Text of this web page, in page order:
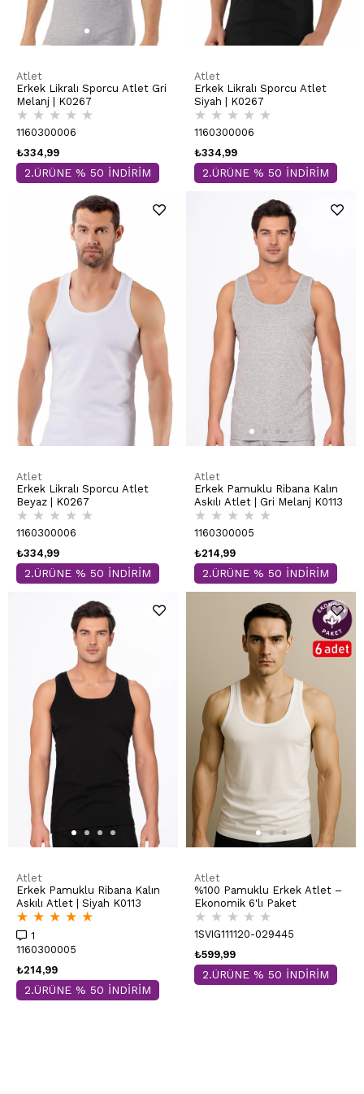
Atlet
Erkek Likralı Sporcu Atlet Gri
Melanj | K0267
★ ★ ★ ★ ★
1160300006
₺334,99
2.ÜRÜNE % 50 İNDİRİM
Atlet
Erkek Likralı Sporcu Atlet
Siyah | K0267
★ ★ ★ ★ ★
1160300006
₺334,99
2.ÜRÜNE % 50 İNDİRİM
Atlet
Erkek Likralı Sporcu Atlet
Beyaz | K0267
★ ★ ★ ★ ★
1160300006
₺334,99
2.ÜRÜNE % 50 İNDİRİM
Atlet
Erkek Pamuklu Ribana Kalın
Askılı Atlet | Gri Melanj K0113
★ ★ ★ ★ ★
1160300005
₺214,99
2.ÜRÜNE % 50 İNDİRİM
Atlet
Erkek Pamuklu Ribana Kalın
Askılı Atlet | Siyah K0113
★ ★ ★ ★ ★
1
1160300005
₺214,99
2.ÜRÜNE % 50 İNDİRİM
Atlet
%100 Pamuklu Erkek Atlet –
Ekonomik 6'lı Paket
★ ★ ★ ★ ★
1SVIG111120-029445
₺599,99
2.ÜRÜNE % 50 İNDİRİM